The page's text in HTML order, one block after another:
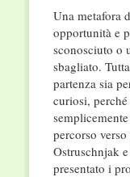
Una metafora
opportunità e
sconosciuto o
sbagliato.
partenza sia
curiosi,
percorso
Ostruschnjak
presentato i